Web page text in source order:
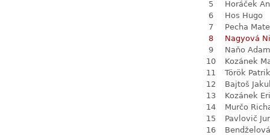
5
Horáček
6
Hos Hugo
7
Pecha
8
Nagyová
9
Naňo Adam
10
Kozánek
11
Török Patrik
12
Bajtoš
13
Kozánek
14
Murčo
15
Pavlovič
16